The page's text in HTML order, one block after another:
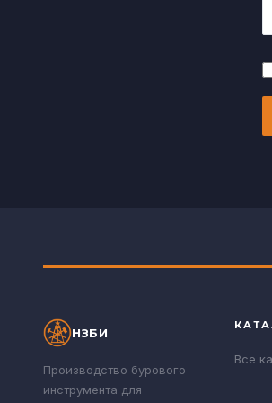
НЗБИ
Производство бурового
инструмента для
Все